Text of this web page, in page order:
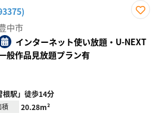
り登
録
中市
インターネット使い放題・U-NEXT
般作品見放題プラン有
根駅」徒歩14分
積 20.28m²